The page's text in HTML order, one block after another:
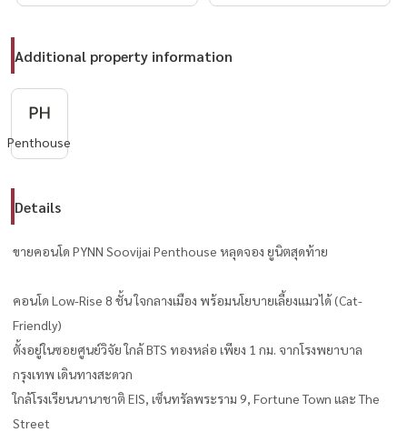
Additional property information
Penthouse
Details
ขายคอนโด PYNN Soovijai Penthouse หลุดจอง ยูนิตสุดท้าย
คอนโด Low-Rise 8 ชั้น ใจกลางเมือง พร้อมนโยบายเลี้ยงแมวได้ (Cat-
Friendly)
ตั้งอยู่ในซอยศูนย์วิจัย ใกล้ BTS ทองหล่อ เพียง 1 กม. จากโรงพยาบาล
กรุงเทพ เดินทางสะดวก
ใกล้โรงเรียนนานาชาติ EIS, เซ็นทรัลพระราม 9, Fortune Town และ The
Street